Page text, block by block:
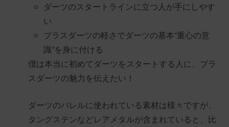
ダーツのスタートラインに立つ人が手にしやす
い
ブラスダーツの軽さでダーツの基本”重心の意
識”を身に付ける
僕は本当に初めてダーツをスタートする人に、ブラ
スダーツの魅力を伝えたい！
ダーツのバレルに使われている素材は様々ですが、
タングステンなどレアメタルが含まれていると、比